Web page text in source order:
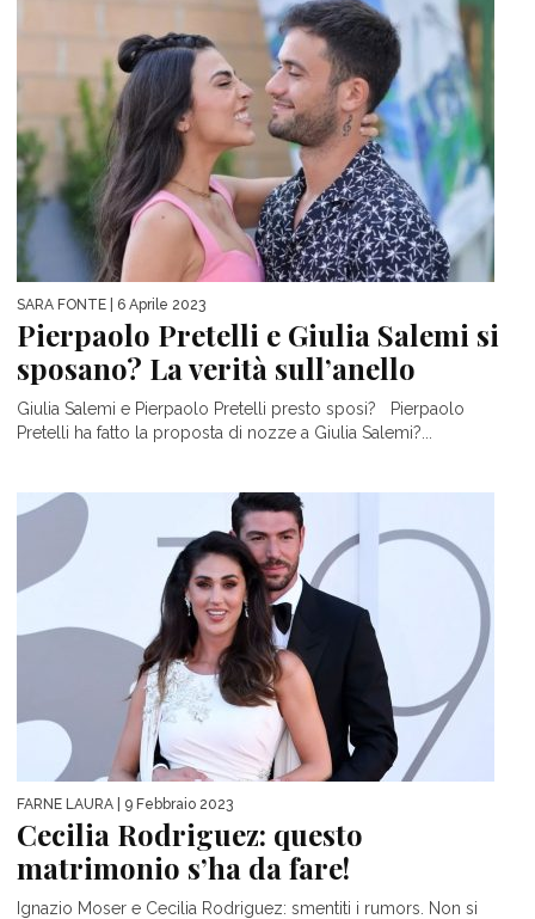
SARA FONTE | 6 Aprile 2023
Pierpaolo Pretelli e Giulia Salemi si
sposano? La verità sull’anello
Giulia Salemi e Pierpaolo Pretelli presto sposi? Pierpaolo
Pretelli ha fatto la proposta di nozze a Giulia Salemi?...
FARNE LAURA | 9 Febbraio 2023
Cecilia Rodriguez: questo
matrimonio s’ha da fare!
Ignazio Moser e Cecilia Rodriguez: smentiti i rumors. Non si